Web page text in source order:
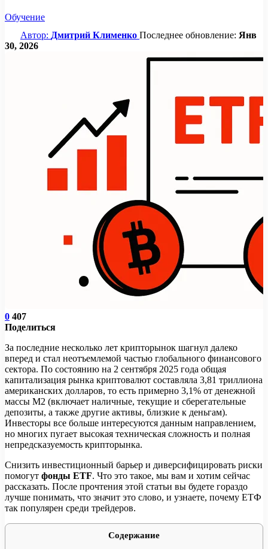
Обучение
Автор: Дмитрий Клименко Последнее обновление: Янв
30, 2026
0 407
Поделиться
За последние несколько лет крипторынок шагнул далеко
вперед и стал неотъемлемой частью глобального финансового
сектора. По состоянию на 2 сентября 2025 года общая
капитализация рынка криптовалют составляла 3,81 триллиона
американских долларов, то есть примерно 3,1% от денежной
массы M2 (включает наличные, текущие и сберегательные
депозиты, а также другие активы, близкие к деньгам).
Инвесторы все больше интересуются данным направлением,
но многих пугает высокая техническая сложность и полная
непредсказуемость крипторынка.
Снизить инвестиционный барьер и диверсифицировать риски
помогут фонды ETF. Что это такое, мы вам и хотим сейчас
рассказать. После прочтения этой статьи вы будете гораздо
лучше понимать, что значит это слово, и узнаете, почему ЕТФ
так популярен среди трейдеров.
Содержание